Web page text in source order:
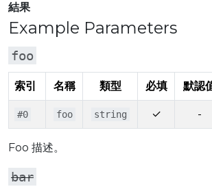
結果
Example Parameters
foo
索引 名稱 類型 必填 默認
#0 foo string ✓ -
Foo 描述。
bar